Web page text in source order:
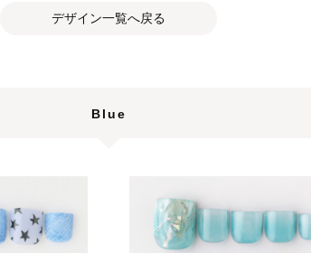
デザイン一覧へ戻る
Blue